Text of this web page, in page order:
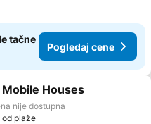
tačne
Pogledaj cene
u favorite
Houses
nije dostupna
od plaže